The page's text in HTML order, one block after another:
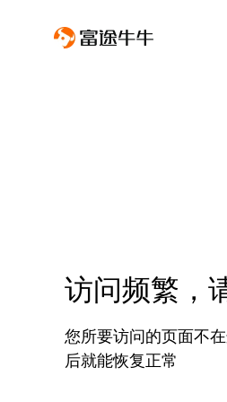
访问频繁，
您所要访问的页面不
后就能恢复正常